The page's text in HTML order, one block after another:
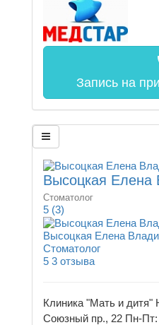
Запись на
Высоцкая Елена
Стоматолог
5 (3)
Высоцкая Елена
Стоматолог
5 3 отзыва
Клиника "Мать и дитя"
Союзный пр., 22 Пн-Пт: